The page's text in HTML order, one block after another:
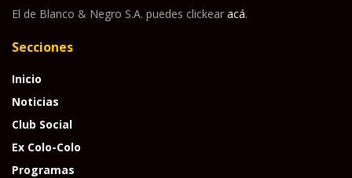
El de Blanco & Negro S.A. puedes clickear acá.
Secciones
Inicio
Noticias
Club Social
Ex Colo-Colo
Programas